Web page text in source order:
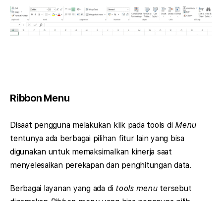
Ribbon Menu
Disaat pengguna melakukan klik pada tools di Menu
tentunya ada berbagai pilihan fitur lain yang bisa
digunakan untuk memaksimalkan kinerja saat
menyelesaikan perekapan dan penghitungan data.
Berbagai layanan yang ada di tools menutersebut